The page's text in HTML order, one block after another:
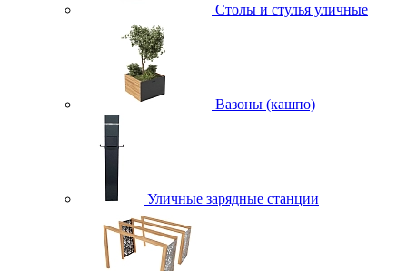
Столы и стулья уличные
Вазоны (кашпо)
Уличные зарядные станции